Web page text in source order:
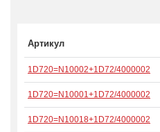
Артикул
1D720=N10002+1D72/4000002
1D720=N10001+1D72/4000002
1D720=N10018+1D72/4000002